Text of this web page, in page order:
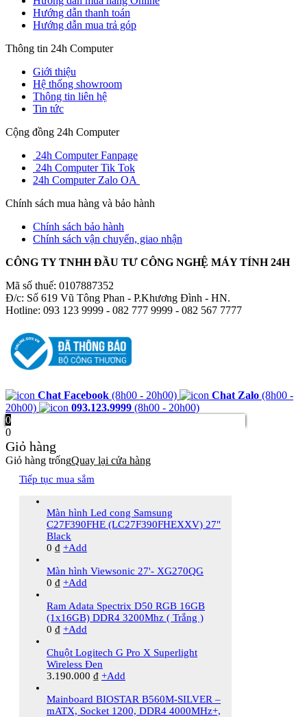
Hướng dẫn thanh toán
Hướng dẫn mua trả góp
Thông tin 24h Computer
Giới thiệu
Hệ thống showroom
Thông tin liên hệ
Tin tức
Cộng đồng 24h Computer
24h Computer Fanpage
24h Computer Tik Tok
24h Computer Zalo OA
Chính sách mua hàng và bảo hành
Chính sách bảo hành
Chính sách vận chuyển, giao nhận
CÔNG TY TNHH ĐẦU TƯ CÔNG NGHỆ MÁY TÍNH 24H
Mã số thuế: 0107887352
Đ/c: Số 619 Vũ Tông Phan - P.Khương Đình - HN.
Hotline: 093 123 9999 - 082 777 9999 - 082 567 7777
Chat Facebook (8h00 - 20h00) Chat Zalo (8h00 -
20h00)
093.123.9999 (8h00 - 20h00)
0
0
Giỏ hàng
Giỏ hàng trốngQuay lại cửa hàng
Tiếp tục mua sắm
Màn hình Led cong Samsung
C27F390FHE (LC27F390FHEXXV) 27"
Black
0 ₫ +Add
Màn hình Viewsonic 27'- XG270QG
0 ₫ +Add
Ram Adata Spectrix D50 RGB 16GB
(1x16GB) DDR4 3200Mhz ( Trắng )
0 ₫ +Add
Chuột Logitech G Pro X Superlight
Wireless Đen
3.190.000 ₫ +Add
Mainboard BIOSTAR B560M-SILVER –
mATX, Socket 1200, DDR4 4000MHz+,